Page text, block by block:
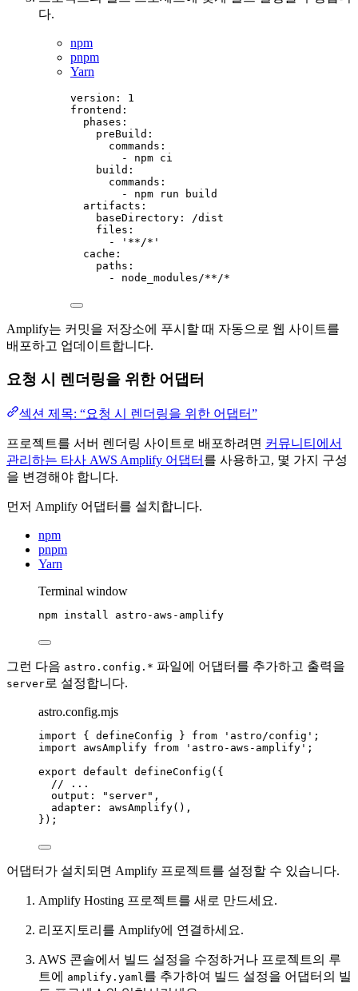
다.
npm
pnpm
Yarn
version : 1
frontend :
phases :
preBuild :
commands :
- npm ci
build :
commands :
- npm run build
artifacts :
baseDirectory :
/dist
files :
-
' **/* '
cache :
paths :
- node_modules/**/*
Amplify는 커밋을 저장소에 푸시할 때 자동으로 웹 사이트를
배포하고 업데이트합니다.
요청 시 렌더링을 위한 어댑터
섹션 제목: “요청 시 렌더링을 위한 어댑터”
프로젝트를 서버 렌더링 사이트로 배포하려면 커뮤니티에서
관리하는 타사 AWS Amplify 어댑터 를 사용하고, 몇 가지 구성
을 변경해야 합니다.
먼저 Amplify 어댑터를 설치합니다.
npm
pnpm
Yarn
Terminal window
npm install astro-aws-amplify
그런 다음 astro.config.* 파일에 어댑터를 추가하고 출력을
server로 설정합니다.
astro.config.mjs
import { defineConfig } from ' astro/config ' ;
import awsAmplify from ' astro-aws-amplify ' ;
export default defineConfig ({
// ...
output:
" server" ,
adapter: awsAmplify(),
});
어댑터가 설치되면 Amplify 프로젝트를 설정할 수 있습니다.
Amplify Hosting 프로젝트를 새로 만드세요.
리포지토리를 Amplify에 연결하세요.
AWS 콘솔에서 빌드 설정을 수정하거나 프로젝트의 루
트에
amplify.yaml 를 추가하여 빌드 설정을 어댑터의 빌